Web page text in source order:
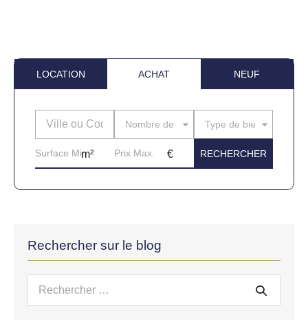
LOCATION ACHAT NEUF
Nombre de piècesType de bien
Rechercher sur le blog
Recherche